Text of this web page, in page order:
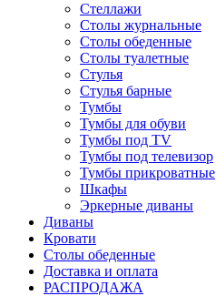
Стеллажи
Столы журнальные
Столы обеденные
Столы туалетные
Стулья
Стулья барные
Тумбы
Тумбы для обуви
Тумбы под TV
Тумбы под телевизор
Тумбы прикроватные
Шкафы
Эркерные диваны
Диваны
Кровати
Столы обеденные
Доставка и оплата
РАСПРОДАЖА